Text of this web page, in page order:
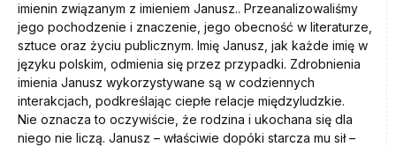
imienin związanym z imieniem Janusz.. Przeanalizowaliśmy
jego pochodzenie i znaczenie, jego obecność w literaturze,
sztuce oraz życiu publicznym. Imię Janusz, jak każde imię w
języku polskim, odmienia się przez przypadki. Zdrobnienia
imienia Janusz wykorzystywane są w codziennych
interakcjach, podkreślając ciepłe relacje międzyludzkie.
Nie oznacza to oczywiście, że rodzina i ukochana się dla
niego nie liczą. Janusz – właściwie dopóki starcza mu sił –